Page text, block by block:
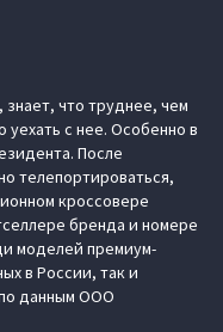
что труднее, чем
с нее. Особенно в
После
телепортироваться,
кроссовере
бренда и номере
моделей премиум-
в России, так и
данным ООО